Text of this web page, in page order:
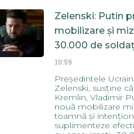
Zelenski: Putin
mobilizare și
30.000 de
10:59
Președintele
Zelenski, susține
Kremlin, Vladimir
nouă mobilizare
toamnă și
suplimenteze